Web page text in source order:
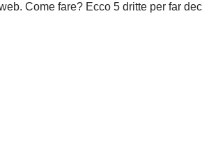
Come fare? Ecco 5 dritte per far